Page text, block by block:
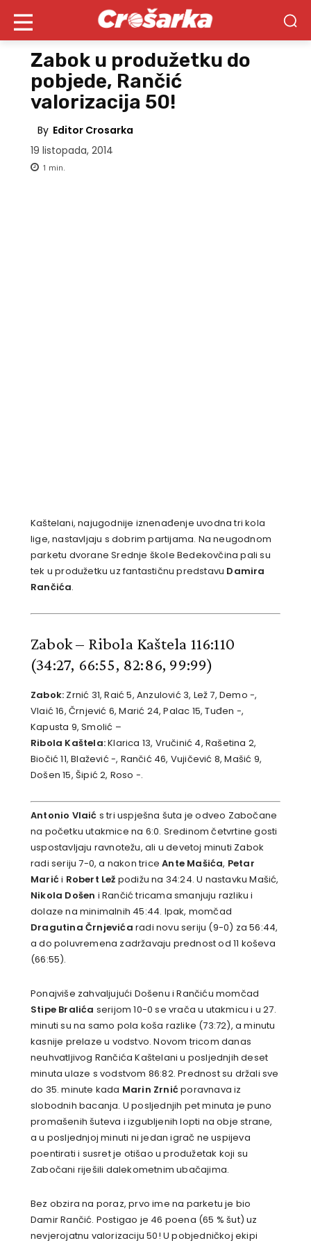
Zabok u produžetku do
pobjede, Rančić
valorizacija 50!
By Editor Crosarka
19 listopada, 2014
1 min.
Kaštelani, najugodnije iznenađenje uvodna tri kola
lige, nastavljaju s dobrim partijama. Na neugodnom
parketu dvorane Srednje škole Bedekovčina pali su
tek u produžetku uz fantastičnu predstavu Damira
Rančića.
Zabok – Ribola Kaštela 116:110
(34:27, 66:55, 82:86, 99:99)
Zabok: Zrnić 31, Raić 5, Anzulović 3, Lež 7, Demo -,
Vlaić 16, Črnjević 6, Marić 24, Palac 15, Tuđen -,
Kapusta 9, Smolić –
Ribola Kaštela:Klarica 13, Vručinić 4, Rašetina 2,
Biočić 11, Blažević -, Rančić 46, Vujičević 8, Mašić 9,
Došen 15, Šipić 2, Roso -.
Antonio Vlaić s tri uspješna šuta je odveo Zabočane
na početku utakmice na 6:0. Sredinom četvrtine gosti
uspostavljaju ravnotežu, ali u devetoj minuti Zabok
radi seriju 7-0, a nakon triceAnte Mašića, Petar
Marići Robert Lež podižu na 34:24. U nastavku Mašić,
Nikola Došen i Rančić tricama smanjuju razliku i
dolaze na minimalnih 45:44. Ipak, momčad
Dragutina Črnjevića radi novu seriju (9-0) za 56:44,
a do poluvremena zadržavaju prednost od 11 koševa
(66:55).
Ponajviše zahvaljujući Došenu i Rančiću momčad
Stipe Bralića serijom 10-0 se vrača u utakmicu i u 27.
minuti su na samo pola koša razlike (73:72), a minutu
kasnije prelaze u vodstvo. Novom tricom danas
neuhvatljivog Rančića Kaštelani u posljednjih deset
minuta ulaze s vodstvom 86:82. Prednost su držali sve
do 35. minute kada Marin Zrnićporavnava iz
slobodnih bacanja. U posljednjih pet minuta je puno
promašenih šuteva i izgubljenih lopti na obje strane,
a u posljednjoj minuti ni jedan igrač ne uspijeva
poentirati i susret je otišao u produžetak koji su
Zabočani riješili dalekometnim ubačajima.
Bez obzira na poraz, prvo ime na parketu je bio
Damir Rančić. Postigao je 46 poena (65 % šut) uz
nevjerojatnu valorizaciju 50! U pobjedničkoj ekipi